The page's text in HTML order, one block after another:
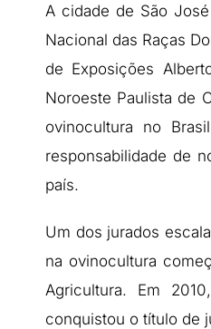
A cidade de São
Nacional das Raças
de Exposições
Noroeste Paulista de
ovinocultura no
responsabilidade de
país.
Um dos jurados
na ovinocultura
Agricultura. Em
conquistou o título de